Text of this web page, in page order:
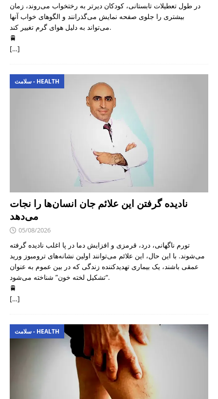
در طول تعطیلات تابستانی، کودکان دیرتر به رختخواب می‌روند، زمان
بیشتری را جلوی صفحه نمایش می‌گذرانند و الگوهای خواب آنها
می‌تواند به دلیل هوای گرم تغییر کند.
🚆
[…]
سلامت - HEALTH
نادیده گرفتن این علائم جان انسان‌ها را نجات
می‌دهد
05/08/2026
تورم ناگهانی، درد، قرمزی و افزایش دما در پا اغلب نادیده گرفته
می‌شوند. با این حال، این علائم می‌توانند اولین نشانه‌های ترومبوز ورید
عمقی باشند، یک بیماری تهدیدکننده زندگی که در بین عموم به عنوان
“تشکیل لخته خون” شناخته می‌شود.
🚆
[…]
سلامت - HEALTH